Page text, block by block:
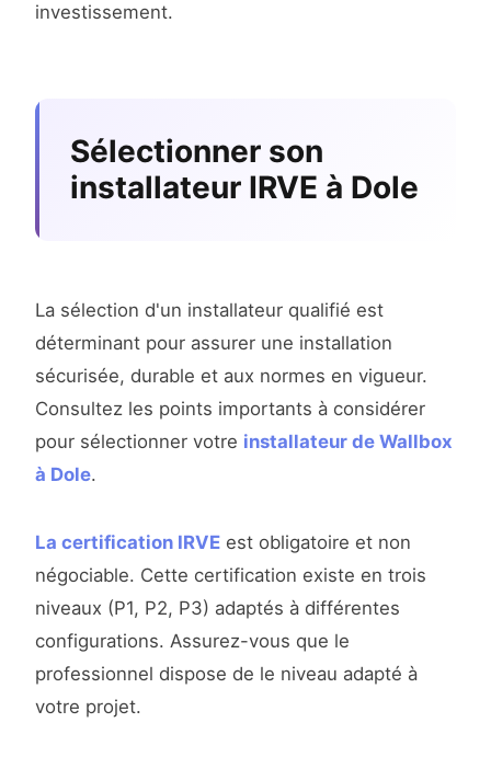
investissement.
Sélectionner son
installateur IRVE à Dole
La sélection d'un installateur qualifié est
déterminant pour assurer une installation
sécurisée, durable et aux normes en vigueur.
Consultez les points importants à considérer
pour sélectionner votre installateur de Wallbox
à Dole.
La certification IRVE est obligatoire et non
négociable. Cette certification existe en trois
niveaux (P1, P2, P3) adaptés à différentes
configurations. Assurez-vous que le
professionnel dispose de le niveau adapté à
votre projet.